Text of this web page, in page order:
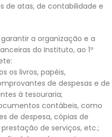
de atas, de contabilidade e
garantir a organização e a
do Instituto, ao 1º
os livros, papéis,
de despesas e de
à tesouraria;
contábeis, como
de despesa, cópias de
de serviços, etc.;